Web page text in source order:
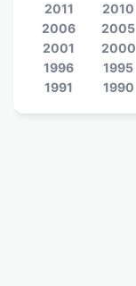
2011
2010
2006
2005
2001
2000
1996
1995
1991
1990